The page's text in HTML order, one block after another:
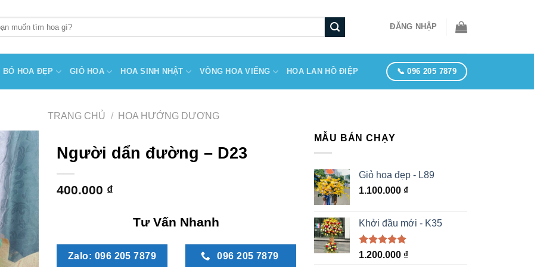
ĐĂNG NHẬP
BÓ HOA ĐẸP GIỎ HOA HOA SINH NHẬT VÒNG HOA VIẾNG HOA LAN HỒ ĐIỆP 📞 096 205 7879
TRANG CHỦ / HOA HƯỚNG DƯƠNG
Người dẩn đường – D23
400.000 ₫
Tư Vấn Nhanh
Zalo: 096 205 7879 096 205 7879
MẪU BÁN CHẠY
Giỏ hoa đẹp - L89
1.100.000 ₫
Khởi đầu mới - K35
Được xếp
1.200.000 ₫